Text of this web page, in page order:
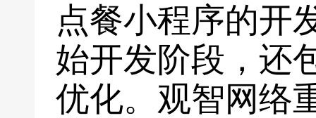
点餐小程序的开
始开发阶段，还
优化。观智网络